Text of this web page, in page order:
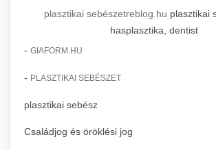
plasztikai sebészetreblog.hu plasztikai
hasplasztika, dentist
- GIAFORM.HU
- PLASZTIKAI SEBÉSZET
plasztikai sebész
Családjog és öröklési jog